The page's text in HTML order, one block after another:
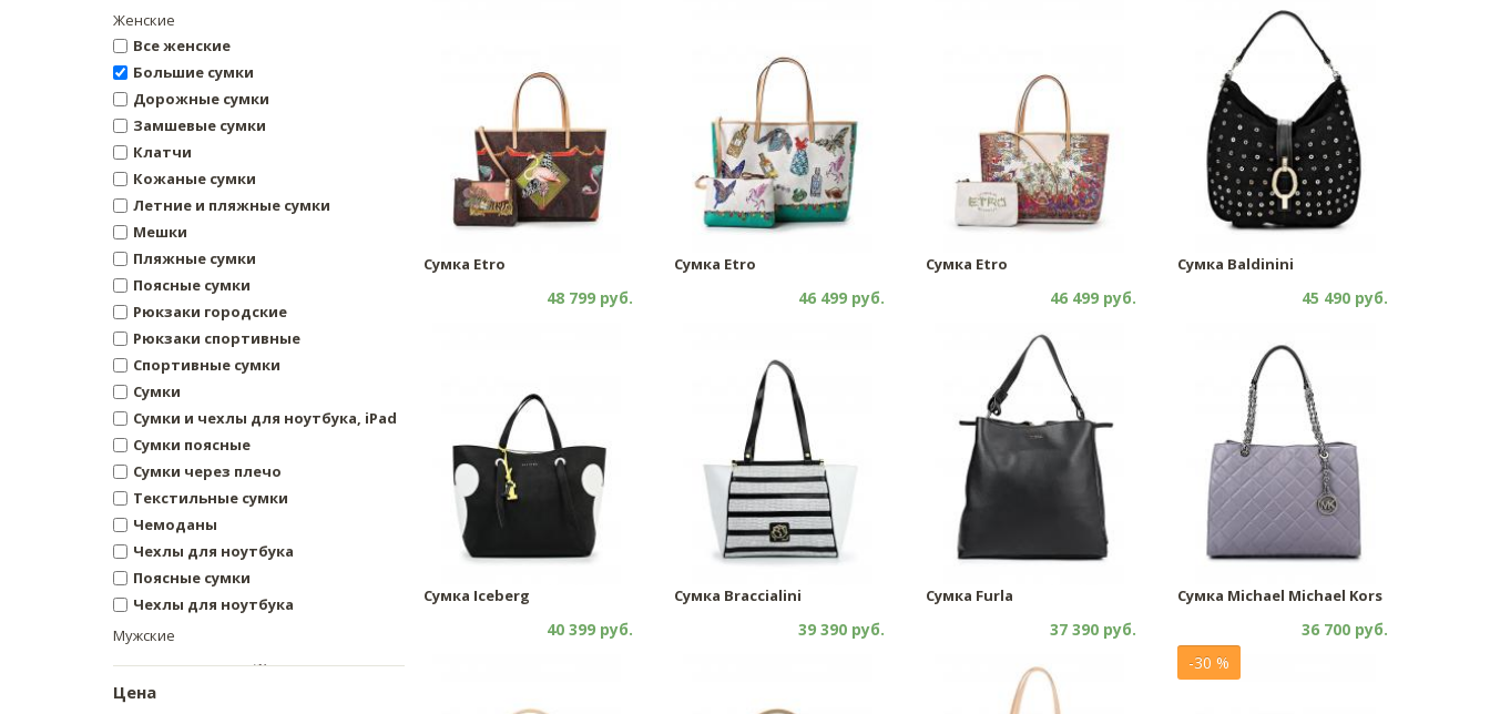
Женские
Все женские
Большие сумки
Дорожные сумки
Замшевые сумки
Клатчи
Кожаные сумки
Летние и пляжные сумки
Мешки
Пляжные сумки
Поясные сумки
Рюкзаки городские
Рюкзаки спортивные
Спортивные сумки
Сумки
Сумки и чехлы для ноутбука, iPad
Сумки поясные
Сумки через плечо
Текстильные сумки
Чемоданы
Чехлы для ноутбука
Поясные сумки
Чехлы для ноутбука
Мужские
Цена
Сумка Etro
48 799 руб.
Сумка Etro
46 499 руб.
Сумка Etro
46 499 руб.
Сумка Baldinini
45 490 руб.
Сумка Iceberg
40 399 руб.
Сумка Braccialini
39 390 руб.
Сумка Furla
37 390 руб.
Сумка Michael Michael Kors
36 700 руб.
-30 %